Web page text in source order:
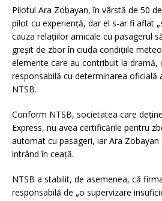
Pilotul Ara Zobayan, în vârstă de 50
pilot cu experienţă, dar el s-ar fi aflat
cauza relaţiilor amicale cu pasagerul
greşit de zbor în ciuda condiţiile
elemente care au contribuit la dramă,
responsabilă cu determinarea oficială
NTSB.
Conform NTSB, societatea care
Express, nu avea certificările pentru
automat cu pasageri, iar Ara
intrând în ceaţă.
NTSB a stabilit, de asemenea, că
responsabilă de „o supervizare